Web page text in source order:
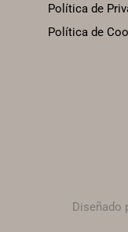
Política de
Política de
Diseñado